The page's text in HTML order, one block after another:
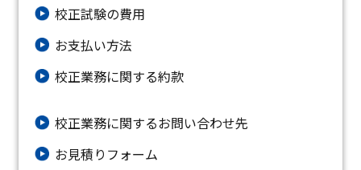
校正試験の費用
お支払い方法
校正業務に関する約款
校正業務に関するお問い合わせ先
お⾒積りフォーム